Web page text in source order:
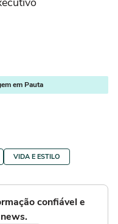
em Pauta
VIDA E ESTILO
confiável e